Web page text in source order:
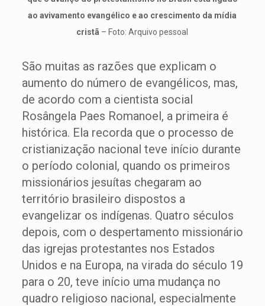
ao avivamento evangélico e ao crescimento da mídia
cristã – Foto: Arquivo pessoal
São muitas as razões que explicam o
aumento do número de evangélicos, mas,
de acordo com a cientista social
Rosângela Paes Romanoel, a primeira é
histórica. Ela recorda que o processo de
cristianização nacional teve início durante
o período colonial, quando os primeiros
missionários jesuítas chegaram ao
território brasileiro dispostos a
evangelizar os indígenas. Quatro séculos
depois, com o despertamento missionário
das igrejas protestantes nos Estados
Unidos e na Europa, na virada do século 19
para o 20, teve início uma mudança no
quadro religioso nacional, especialmente